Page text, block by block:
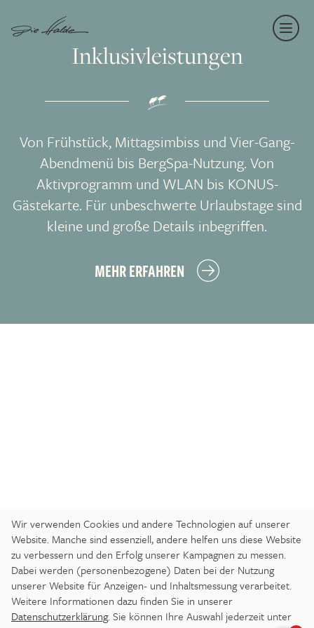
Inklusivleistungen
Von Frühstück, Mittagsimbiss und Vier-Gang-
Abendmenü bis BergSpa-Nutzung. Von
Aktivprogramm und WLAN bis KONUS-
Gästekarte. Für unbeschwerte Urlaubstage sind
kleine und große Details inbegriffen.
MEHR ERFAHREN
ANREISE IMPRESSUM
DATENSCHUTZ
BARRIEREFREIHEITSERKLÄRUNG
DATENSCHUTZ-EINSTELLUNGEN
JOBS PRESSE
Wir verwenden Cookies und andere Technologien auf unserer
Website. Manche sind essenziell, andere helfen uns diese Website
zu verbessern und den Erfolg unserer Kampagnen zu messen.
Dabei werden (personenbezogene) Daten bei der Nutzung
unserer Website für Anzeigen- und Inhaltsmessung verarbeitet.
Weitere Informationen dazu finden Sie in unserer
Datenschutzerklärung. Sie können Ihre Auswahl jederzeit unter